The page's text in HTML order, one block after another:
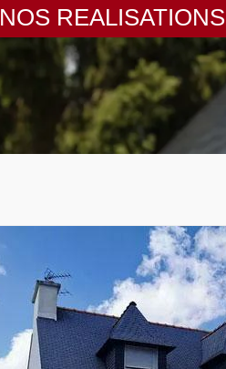
NOS REALISATIONS